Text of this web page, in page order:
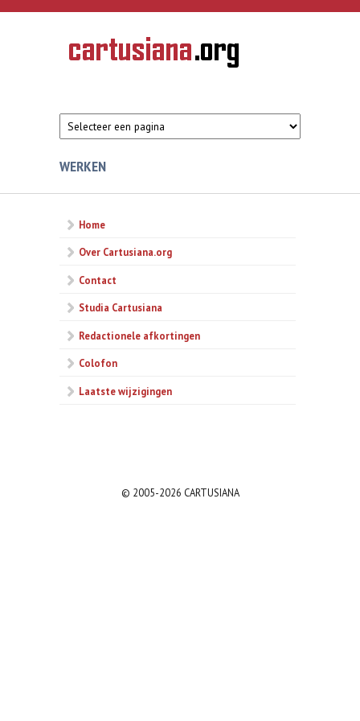
Overslaan en naar de inhoud gaan
CARTUSIANA
Geschiedenis
van de
WERKEN
Home
Over Cartusiana.org
Contact
Studia Cartusiana
Redactionele afkortingen
Colofon
Laatste wijzigingen
© 2005-2026 CARTUSIANA